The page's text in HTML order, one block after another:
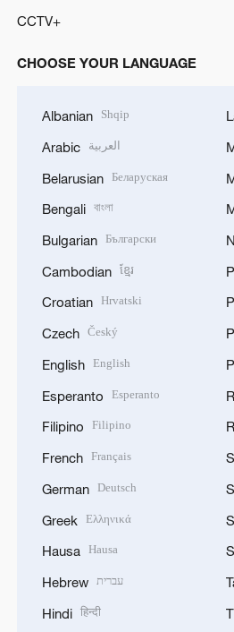
CCTV+
CHOOSE YOUR LANGUAGE
Albanian Shqip
Arabic العربية
Belarusian Беларуская
Bengali বাংলা
Bulgarian Български
Cambodian ខ្មែរ
Croatian Hrvatski
Czech Český
English English
Esperanto Esperanto
Filipino Filipino
French Français
German Deutsch
Greek Ελληνικά
Hausa Hausa
Hebrew עברית
Hindi हिन्दी